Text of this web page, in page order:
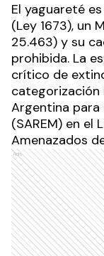
El yaguareté
(Ley 1673), un
25.463) y su
prohibida. La
crítico de
categorización
Argentina para
(SAREM) en el
Amenazados
Ads